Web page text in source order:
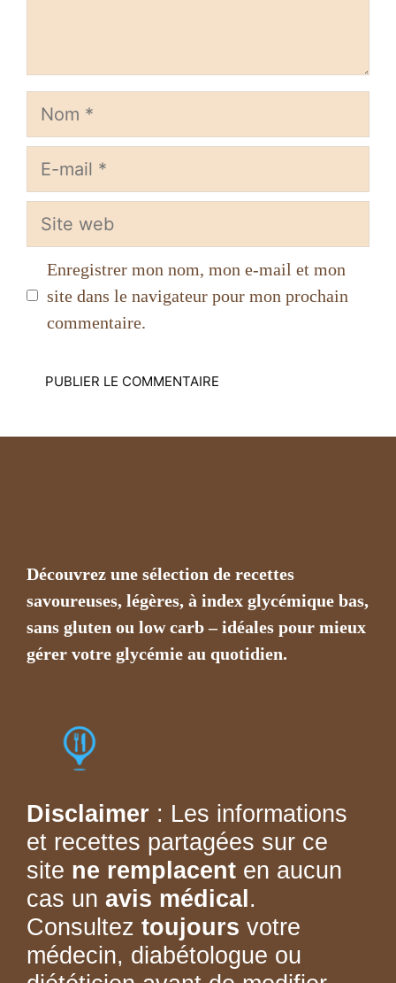
Nom
E-
Site
Enregistrer mon nom, mon e-mail et mon
site dans le navigateur pour mon prochain
commentaire.
Découvrez une sélection de recettes
savoureuses, légères, à index glycémique bas,
sans gluten ou low carb – idéales pour mieux
gérer votre glycémie au quotidien.
Disclaimer : Les informations
et recettes partagées sur ce
site ne remplacent en aucun
cas un avis médical .
Consultez toujours votre
médecin, diabétologue ou